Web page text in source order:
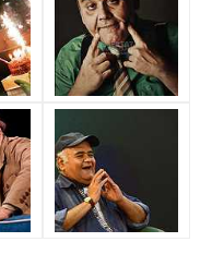
این فیلم‌ها کمدی بود
عبدی می‌گوید: «ساختار درونی
داد و البته ساختار بیرونی‌ام
ناصر تقوایی آموختم و همیشه
وی بیشتر در نقش‌های کمدی